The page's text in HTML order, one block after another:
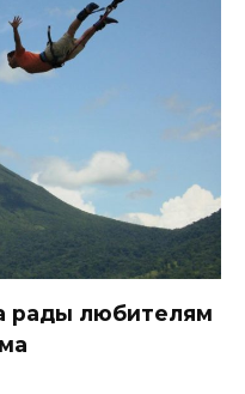
рады любителям